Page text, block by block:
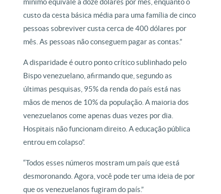
custo da cesta básica média para uma família de cinco
pessoas sobreviver custa cerca de 400 dólares por
mês. As pessoas não conseguem pagar as contas.”
A disparidade é outro ponto crítico sublinhado pelo
Bispo venezuelano, afirmando que, segundo as
últimas pesquisas, 95% da renda do país está nas
mãos de menos de 10% da população. A maioria dos
venezuelanos come apenas duas vezes por dia.
Hospitais não funcionam direito. A educação pública
entrou em colapso”.
“Todos esses números mostram um país que está
desmoronando. Agora, você pode ter uma ideia de por
que os venezuelanos fugiram do país.”